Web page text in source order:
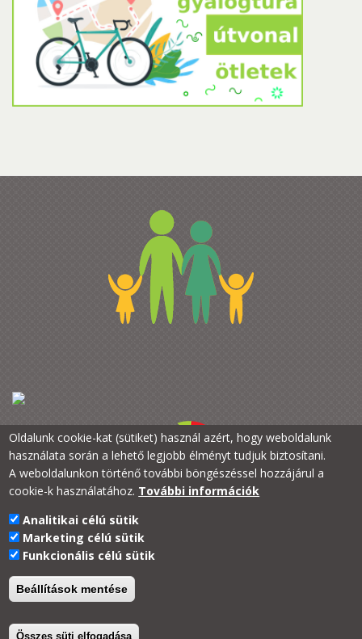
PTE Kancellária
PTE a Családokért
+36 72 /501-500/22384
Oldalunk cookie-kat (sütiket) használ azért, hogy weboldalunk
használata során a lehető legjobb élményt tudjuk biztosítani.
A weboldalunkon történő további böngészéssel hozzájárul a
cookie-k használatához. További információk
Analitikai célú sütik
Marketing célú sütik
Funkcionális célú sütik
Beállítások mentése
Összes süti elfogadása